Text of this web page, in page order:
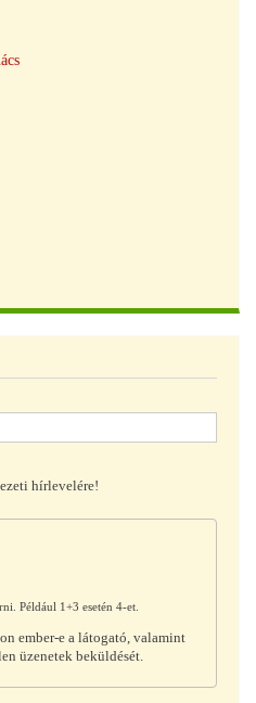
hírlevelére!
Például 1+3 esetén 4-et.
ember-e a látogató, valamint
üzenetek beküldését.